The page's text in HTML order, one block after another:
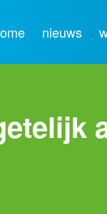
nieuws